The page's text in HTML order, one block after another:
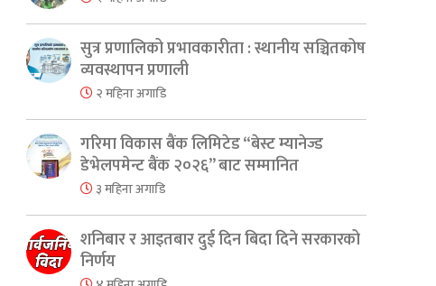
सुत्र प्रणालिको प्रभावकारीता : स्थानीय सञ्चितकोष
व्यवस्थापन प्रणाली
२ महिना अगाडि
गरिमा विकास बैंक लिमिटेड “बेस्ट म्यानेज्ड
डेभेलपमेन्ट बैंक २०२६” बाट सम्मानित
३ महिना अगाडि
शनिबार र आइतबार दुई दिन बिदा दिने सरकारको
निर्णय